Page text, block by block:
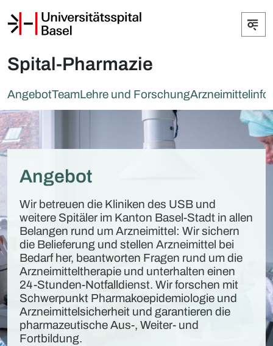
Spital-Pharmazie
AngebotTeamLehre und Forschung
Angebot
Wir betreuen die Kliniken des USB und
weitere Spitäler im Kanton Basel-Stadt in allen
Belangen rund um Arzneimittel: Wir sichern
die Belieferung und stellen Arzneimittel bei
Bedarf her, beantworten Fragen rund um die
Arzneimitteltherapie und unterhalten einen
24-Stunden-Notfalldienst. Wir forschen mit
Schwerpunkt Pharmakoepidemiologie und
Arzneimittelsicherheit und garantieren die
pharmazeutische Aus-, Weiter- und
Fortbildung.